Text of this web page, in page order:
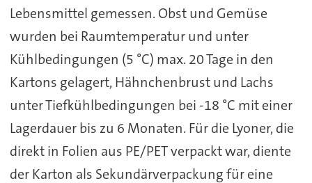
Lebensmittel gemessen. Obst und Gemüse
wurden bei Raumtemperatur und unter
Kühlbedingungen (5 °C) max. 20 Tage in den
Kartons gelagert, Hähnchenbrust und Lachs
unter Tiefkühlbedingungen bei -18 °C mit einer
Lagerdauer bis zu 6 Monaten. Für die Lyoner, die
direkt in Folien aus PE/PET verpackt war, diente
der Karton als Sekundärverpackung für eine